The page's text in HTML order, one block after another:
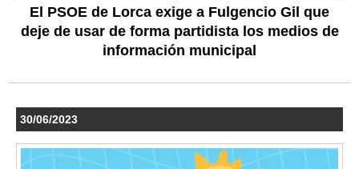
El PSOE de Lorca exige a Fulgencio Gil que
deje de usar de forma partidista los medios de
información municipal
30/06/2023